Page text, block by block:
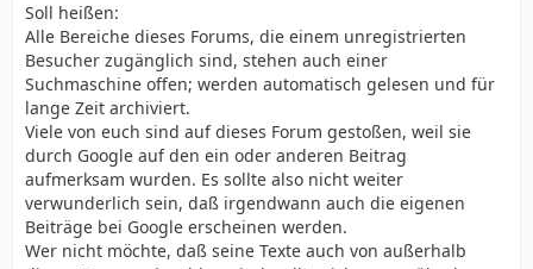
Soll heißen:
Alle Bereiche dieses Forums, die einem unregistrierten
Besucher zugänglich sind, stehen auch einer
Suchmaschine offen; werden automatisch gelesen und für
lange Zeit archiviert.
Viele von euch sind auf dieses Forum gestoßen, weil sie
durch Google auf den ein oder anderen Beitrag
aufmerksam wurden. Es sollte also nicht weiter
verwunderlich sein, daß irgendwann auch die eigenen
Beiträge bei Google erscheinen werden.
Wer nicht möchte, daß seine Texte auch von außerhalb